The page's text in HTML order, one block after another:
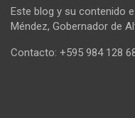
Este blog y su contenido
Méndez, Gobernador de
Contacto: +595 984 128